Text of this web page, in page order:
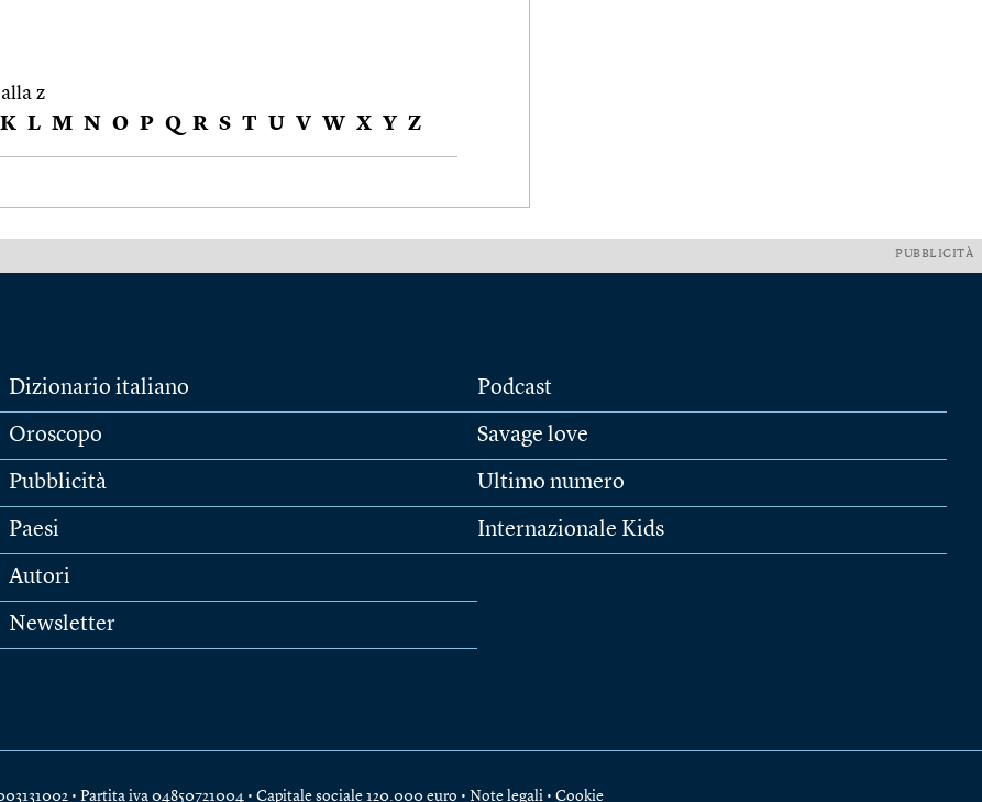
z
K L M N O P Q R S T U V W X Y Z
PUBBLICITÀ
Dizionario italiano
Oroscopo
Pubblicità
Paesi
Autori
Newsletter
Podcast
Savage love
Ultimo numero
Internazionale Kids
• Partita iva 04850721004 • Capitale sociale 120.000 euro • Note legali • Cookie